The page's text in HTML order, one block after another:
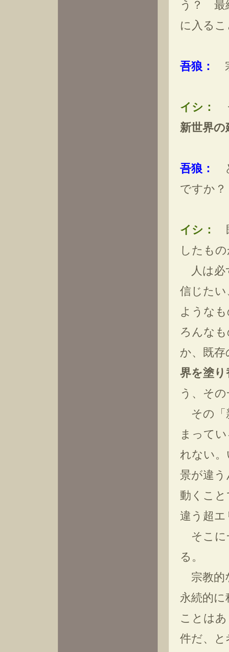
う？ 最
に入る
吾狼：
イシ：
新世界の
吾狼：
ですか？
イシ：
したも
人は必
信じた
ような
ろんな
か、既
界を塗
う、そ
その「
まって
れない
景が違
動くこ
違う超
そこに
る。
宗教的
永続的
ことは
件だ、